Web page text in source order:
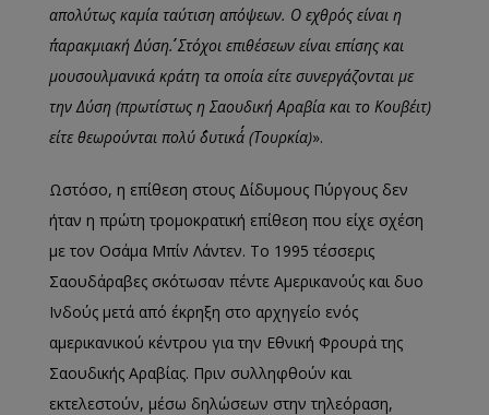
απολύτως καμία ταύτιση απόψεων. Ο εχθρός είναι η
΄΄παρακμιακή Δύση΄΄. Στόχοι επιθέσεων είναι επίσης και
μουσουλμανικά κράτη τα οποία είτε συνεργάζονται με
την Δύση (πρωτίστως η Σαουδική Αραβία και το Κουβέιτ)
είτε θεωρούνται πολύ ΄΄δυτικά΄΄ (Τουρκία)».
Ωστόσο, η επίθεση στους Δίδυμους Πύργους δεν
ήταν η πρώτη τρομοκρατική επίθεση που είχε σχέση
με τον Οσάμα Μπίν Λάντεν. Το 1995 τέσσερις
Σαουδάραβες σκότωσαν πέντε Αμερικανούς και δυο
Ινδούς μετά από έκρηξη στο αρχηγείο ενός
αμερικανικού κέντρου για την Εθνική Φρουρά της
Σαουδικής Αραβίας. Πριν συλληφθούν και
εκτελεστούν, μέσω δηλώσεων στην τηλεόραση,